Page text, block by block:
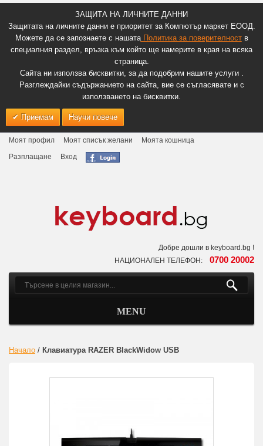
ЗАЩИТА НА ЛИЧНИТЕ ДАННИ
Защитата на личните данни е приоритет за Компютър маркет ЕООД.
Можете да се запознаете с нашатаПолитика за поверителноств
специалния раздел, връзка към който ще намерите в края на всяка
страница.
Сайта ни използва бисквитки, за да подобрим нашите услуги .
Разглеждайки съдържанието на сайта, вие се съгласявате и с
използването на бисквитки.
Приемам Научи повече
Моят профил Моят списък желани
Моята кошница
Разплащане
Вход
Добре дошли в keyboard.bg !
НАЦИОНАЛЕН ТЕЛЕФОН: 0700 20002
MENU
Начало / Клавиатура RAZER BlackWidow USB